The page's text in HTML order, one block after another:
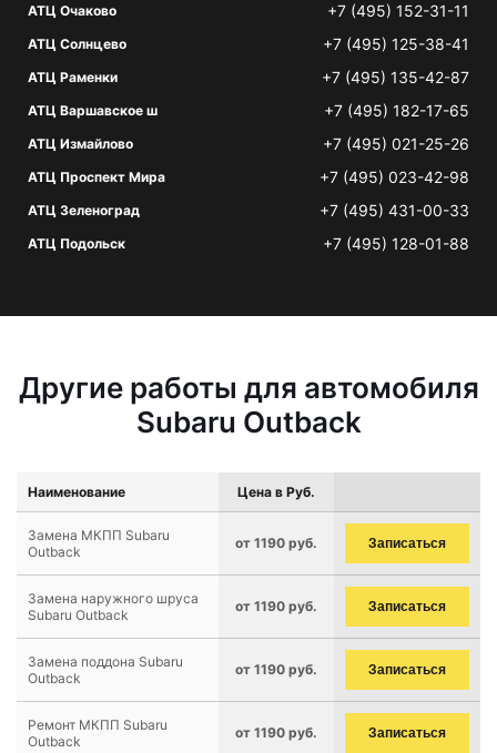
АТЦ Очаково +7 (495) 152-31-11
АТЦ Солнцево +7 (495) 125-38-41
АТЦ Раменки +7 (495) 135-42-87
АТЦ Варшавское ш +7 (495) 182-17-65
АТЦ Измайлово +7 (495) 021-25-26
АТЦ Проспект Мира +7 (495) 023-42-98
АТЦ Зеленоград +7 (495) 431-00-33
АТЦ Подольск +7 (495) 128-01-88
Другие работы для автомобиля
Subaru Outback
Наименование Цена в Руб.
Замена МКПП Subaru
Outback
от 1190 руб. Записаться
Замена наружного шруса
Subaru Outback
от 1190 руб. Записаться
Замена поддона Subaru
Outback
от 1190 руб. Записаться
Ремонт МКПП Subaru
Outback
от 1190 руб. Записаться